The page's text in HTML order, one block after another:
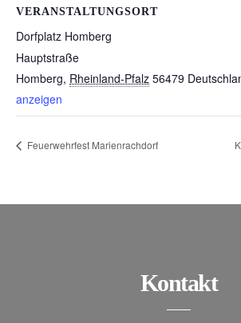
VERANSTALTUNGSORT
Dorfplatz Homberg
Hauptstraße
Homberg, Rheinland-Pfalz 56479
anzeigen
Feuerwehrfest Marienrachdorf
Kontakt